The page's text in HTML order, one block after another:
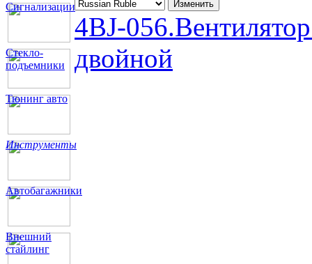
Сигнализации
Стекло-
подъемники
Тюнинг авто
Инструменты
Автобагажники
Внешний
стайлинг
4BJ-05
двойной